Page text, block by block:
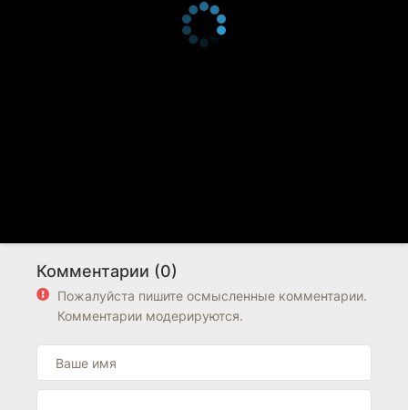
Комментарии (0)
Пожалуйста пишите осмысленные комментарии.
Комментарии модерируются.